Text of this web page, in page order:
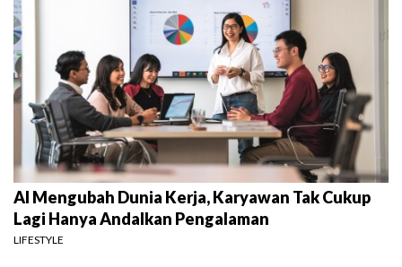
AI Mengubah Dunia Kerja, Karyawan Tak Cukup
Lagi Hanya Andalkan Pengalaman
LIFESTYLE